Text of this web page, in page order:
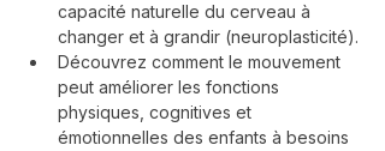
capacité naturelle du cerveau à
changer et à grandir (neuroplasticité).
Découvrez comment le mouvement
peut améliorer les fonctions
physiques, cognitives et
émotionnelles des enfants à besoins